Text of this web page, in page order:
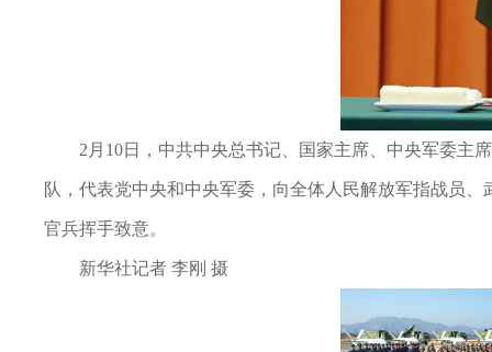
2月10日，中共中央总书记、国家主席、中央军委主
队，代表党中央和中央军委，向全体人民解放军指战员
官兵挥手致意。
新华社记者 李刚 摄